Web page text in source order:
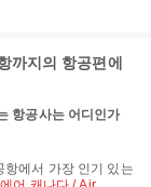
까지의 항공편에
항공사는 어디인가